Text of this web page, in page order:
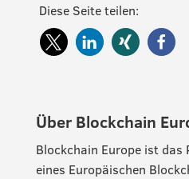
Diese Seite teilen:
Über Blockchain
Blockchain Europe ist das
eines Europäischen